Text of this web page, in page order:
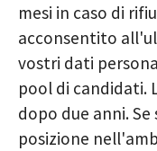
mesi in caso di
acconsentito
vostri dati
pool di candidati.
dopo due anni.
posizione